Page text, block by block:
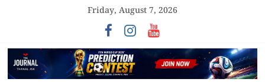
Friday, August 7, 2026